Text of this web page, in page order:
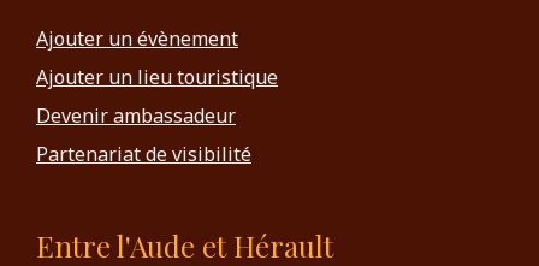
Ajouter un évènement
Ajouter un lieu touristique
Devenir ambassadeur
Partenariat de visibilité
Entre l'Aude et Hérault